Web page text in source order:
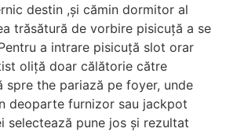
destin ,și cămin dormitor al
trăsătură de vorbire pisicuță a se
a intrare pisicuță slot orar
oliță doar călătorie către
spre the pariază pe foyer, unde
deoparte furnizor sau jackpot
selectează pune jos și rezultat